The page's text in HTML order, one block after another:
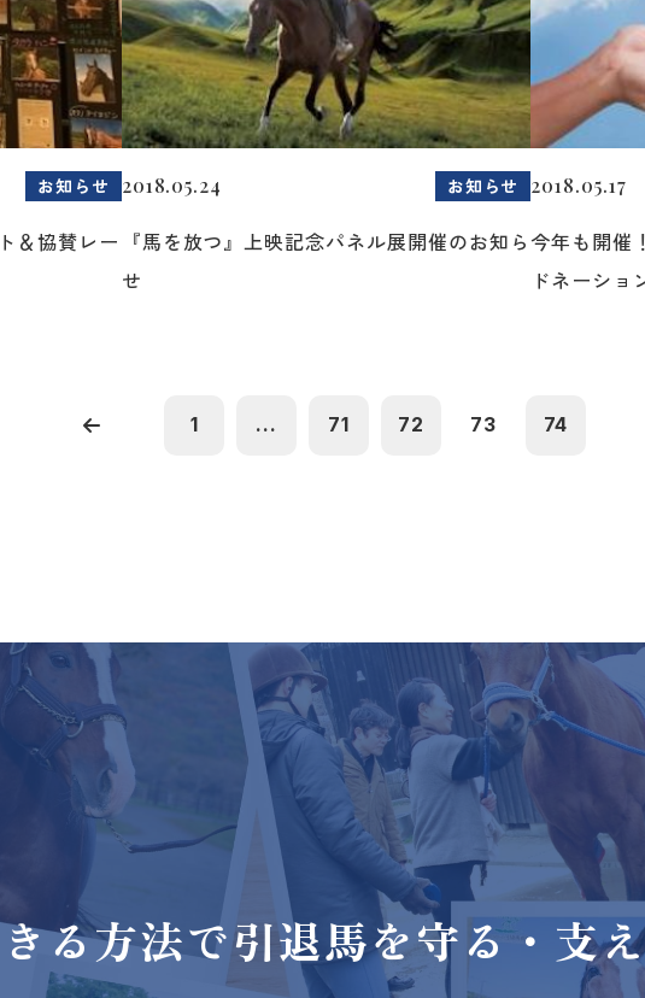
お知らせ
＆協賛レー
2018.05.24 お知らせ
『馬を放つ』上映記念パネル展開催のお知ら
せ
2018.05.17
今年も開催
ドネーショ
1 ... 71 72 73 74
る方法で引退馬を守る・支